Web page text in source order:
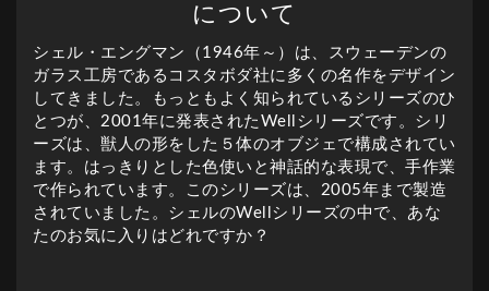
について
シェル・エングマン（1946年～）は、スウェーデンの
ガラス工房であるコスタボダ社に多くの名作をデザイン
してきました。もっともよく知られているシリーズのひ
とつが、2001年に発表されたWellシリーズです。シリ
ーズは、獣人の形をした５体のオブジェで構成されてい
ます。はっきりとした色使いと神話的な表現で、手作業
で作られています。このシリーズは、2005年まで製造
されていました。シェルのWellシリーズの中で、あな
たのお気に入りはどれですか？